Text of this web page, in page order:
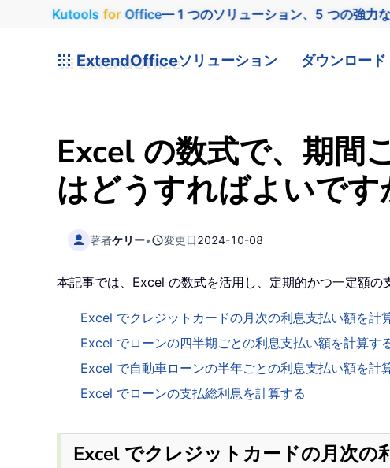
Kutools for Office— 1 つのソリューション、5 つの強力
ExtendOfficeソリューション ダウンロード
Excel の数式で、期間
はどうすればよいです
著者ケリー• 変更日2024-10-08
本記事では、Excel の数式を活用し、定期的かつ一定額
Excel でクレジットカードの月次の利息支払い額を計
Excel でローンの四半期ごとの利息支払い額を計算す
Excel で自動車ローンの半年ごとの利息支払い額を計
Excel でローンの支払総利息を計算する
Excel でクレジットカードの月次の